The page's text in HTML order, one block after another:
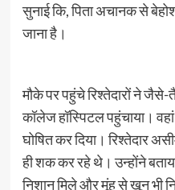
सुनाई कि, पिता अचानक से
जाना है।
मौके पर पहुंचे रिश्तेदारों ने
कॉलेज हॉस्पिटल पहुंचाया।
घोषित कर दिया। रिश्तेदार
ही शक कर रहे थे। उन्होंने
निशान मिले और मूंह से खून भी